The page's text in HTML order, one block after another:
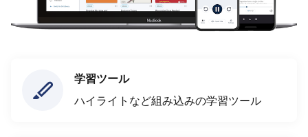
学習ツール
ハイライトなど組み込みの学習ツール